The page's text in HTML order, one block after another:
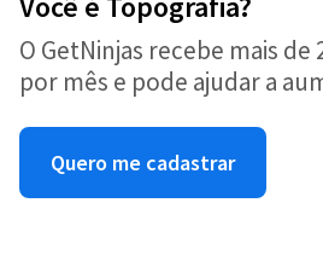
O GetNinjas recebe mais de
por mês e pode ajudar a
Quero me cadastrar